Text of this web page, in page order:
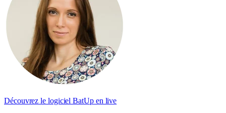
Découvrez le logiciel BatUp en live